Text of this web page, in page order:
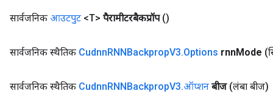
सार्वजनिक आउटपुट <T> पैरामीटरबैकप्रॉप ()
सार्वजनिक स्थैतिक CudnnRNNBackpropV3.Options rnnMode
सार्वजनिक स्थैतिक CudnnRNNBackpropV3.ऑप्शन बीज (लंबा बीज)